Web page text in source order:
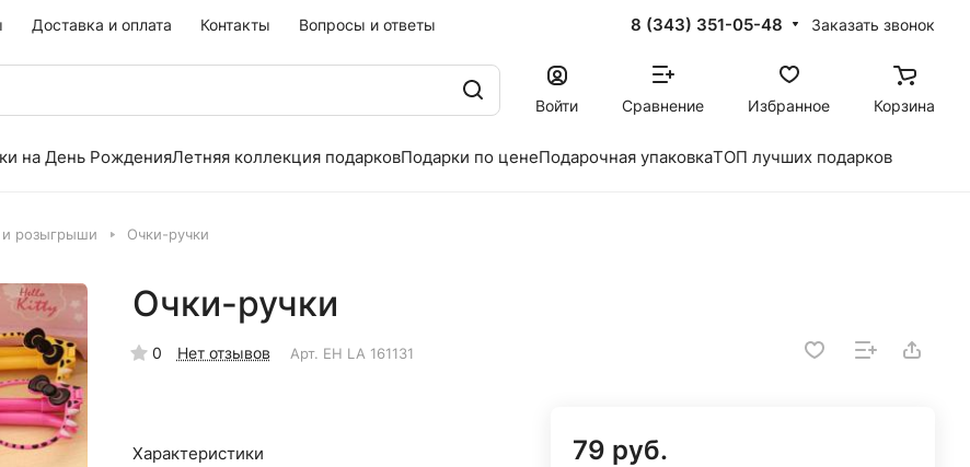
Доставка и оплата Контакты Вопросы и ответы 8 (343) 351-05-48 Заказать звонок
Войти Сравнение Избранное Корзина
на День РожденияЛетняя коллекция подарковПодарки по ценеПодарочная упаковкаТОП лучших подарков
розыгрыши Очки-ручки
Очки-ручки
0 Нет отзывов Арт. EH LA 161131
Характеристики 79 руб.